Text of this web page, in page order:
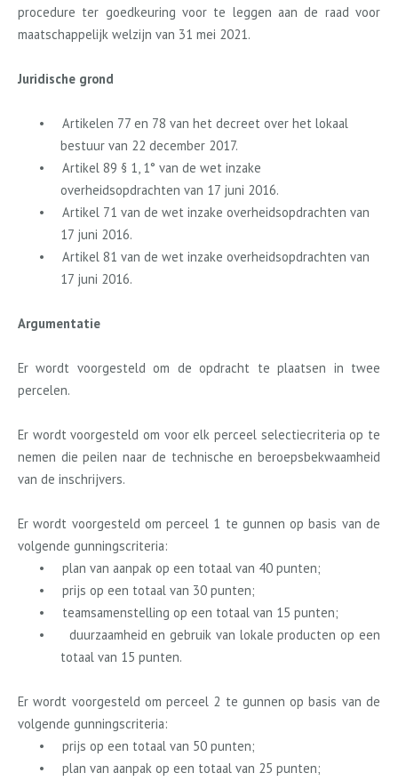
procedure ter goedkeuring voor te leggen aan de raad voor
maatschappelijk welzijn van 31 mei 2021.
Juridische grond
•
Artikelen 77 en 78 van het decreet over het lokaal
bestuur van 22 december 2017.
•
Artikel 89 § 1, 1° van de wet inzake
overheidsopdrachten van 17 juni 2016.
•
Artikel 71 van de wet inzake overheidsopdrachten van
17 juni 2016.
•
Artikel 81 van de wet inzake overheidsopdrachten van
17 juni 2016.
Argumentatie
Er wordt voorgesteld om de opdracht te plaatsen in twee
percelen.
Er wordt voorgesteld om voor elk perceel selectiecriteria op te
nemen die peilen naar de technische en beroepsbekwaamheid
van de inschrijvers.
Er wordt voorgesteld om perceel 1 te gunnen op basis van de
volgende gunningscriteria:
•
plan van aanpak op een totaal van 40 punten;
•
prijs op een totaal van 30 punten;
•
teamsamenstelling op een totaal van 15 punten;
•
duurzaamheid en gebruik van lokale producten op een
totaal van 15 punten.
Er wordt voorgesteld om perceel 2 te gunnen op basis van de
volgende gunningscriteria:
•
prijs op een totaal van 50 punten;
•
plan van aanpak op een totaal van 25 punten;